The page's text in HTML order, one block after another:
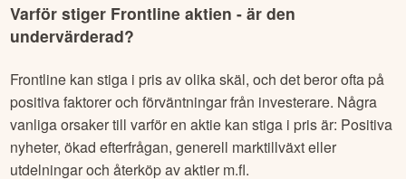
Varför stiger Frontline aktien - är den
undervärderad?
Frontline kan stiga i pris av olika skäl, och det beror ofta på
positiva faktorer och förväntningar från investerare. Några
vanliga orsaker till varför en aktie kan stiga i pris är: Positiva
nyheter, ökad efterfrågan, generell marktillväxt eller
utdelningar och återköp av aktier m.fl.